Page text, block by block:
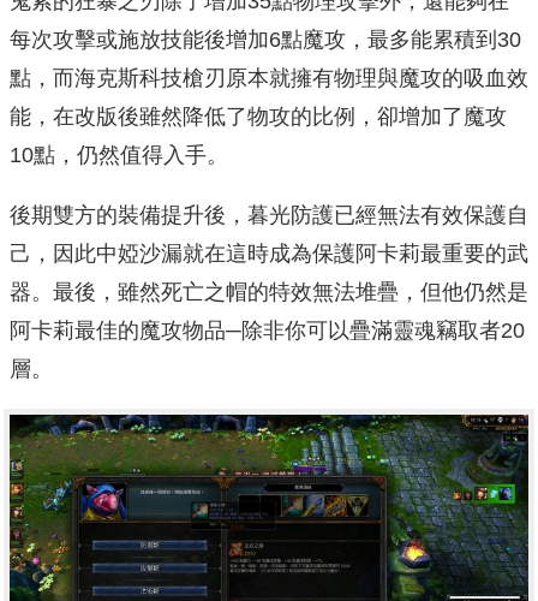
每次攻擊或施放技能後增加6點魔攻，最多能累積到30
點，而海克斯科技槍刃原本就擁有物理與魔攻的吸血效
能，在改版後雖然降低了物攻的比例，卻增加了魔攻
10點，仍然值得入手。
後期雙方的裝備提升後，暮光防護已經無法有效保護自
己，因此中婭沙漏就在這時成為保護阿卡莉最重要的武
器。最後，雖然死亡之帽的特效無法堆疊，但他仍然是
阿卡莉最佳的魔攻物品─除非你可以疊滿靈魂竊取者20
層。